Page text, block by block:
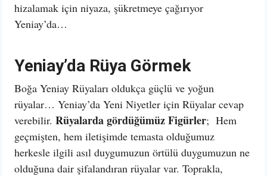
hizalamak için niyaza, şükretmeye çağırıyor
Yeniay’da…
Yeniay’da Rüya Görmek
Boğa Yeniay Rüyaları oldukça güçlü ve yoğun
rüyalar… Yeniay’da Yeni Niyetler için Rüyalar cevap
verebilir. Rüyalarda gördüğümüz Figürler; Hem
geçmişten, hem iletişimde temasta olduğumuz
herkesle ilgili asıl duygumuzun örtülü duygumuzun ne
olduğuna dair şifalandıran rüyalar var. Toprakla,